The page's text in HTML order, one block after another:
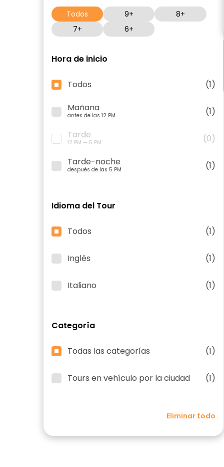
Todos 9+
8+
7+
6+
Hora de inicio
Todos
(1)
Mañana
antes de las 12 PM
(1)
Tarde
12 PM — 5 PM
(0)
Tarde-noche
después de las 5 PM (1)
Idioma del Tour
Todos (1)
Inglés (1)
Italiano (1)
Categoría
Todas las categorías (1)
Tours en vehículo por la ciudad (1)
Eliminar todo